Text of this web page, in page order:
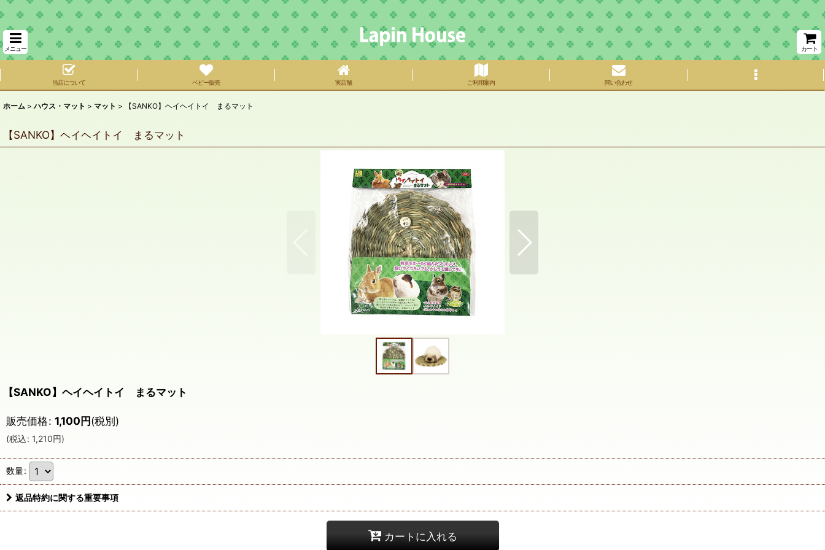
メニュー カート
当店について ベビー販売 実店舗 ご利用案内 問い合わせ
ホーム > ハウス・マット > マット > 【SANKO】ヘイヘイトイ まるマット
【SANKO】ヘイヘイトイ まるマット
【SANKO】ヘイヘイトイ まるマット
販売価格: 1,100円(税別)
(税込: 1,210円)
数量:
返品特約に関する重要事項
カートに入れる